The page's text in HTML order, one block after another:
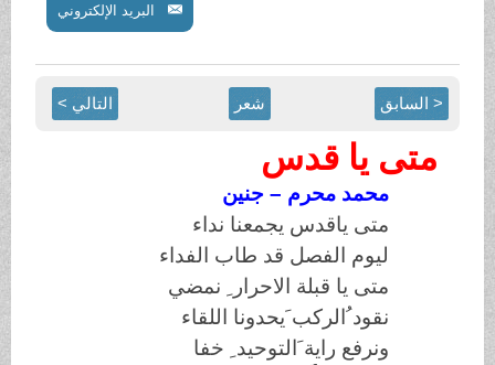
البريد الإلكتروني
< السابق شعر التالي >
متى يا قدس
محمد محرم – جنين
متى ياقدس يجمعنا نداء
ليوم الفصل قد طاب الفداء
متى يا قبلة الاحرار ِ نمضي
نقود ُالركب َيحدونا اللقاء
ونرفع راية َالتوحيد ِ خفا